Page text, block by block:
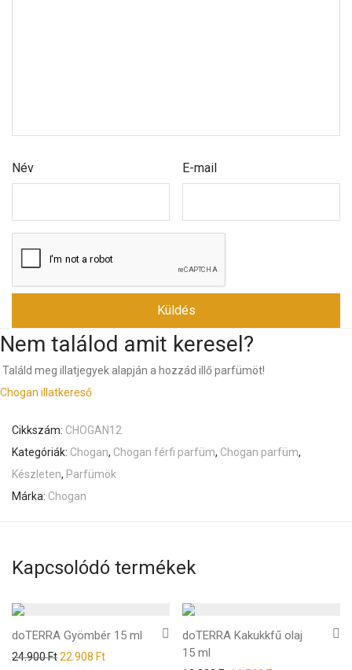
Név E-mail
Nem találod amit keresel?
Találd meg illatjegyek alapján a hozzád illő parfümöt!
Chogan illatkereső
Cikkszám: CHOGAN12
Kategóriák: Chogan, Chogan férfi parfüm, Chogan parfüm,
Készleten, Parfümök
Márka: Chogan
Kapcsolódó termékek
doTERRA Gyömbér 15 ml
24.900FtOriginal price was: 24.900 Ft.
22.908 FtCurrent price is: 22.908 Ft.
doTERRA Kakukkfű olaj
15 ml